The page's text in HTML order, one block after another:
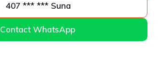
407 *** *** Suna
Contact WhatsApp